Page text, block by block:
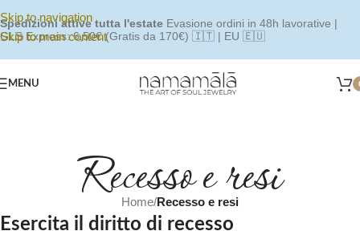
Skip to navigation
Skip to main content
Spedizioni attive tutta l'estate Evasione ordini in 48h lavorative |
GLS Express: 6,50€ (Gratis da 170€) 🇮🇹 | EU 🇪🇺
MENU
Recesso e resi
Home/Recesso e resi
Esercita il diritto di recesso